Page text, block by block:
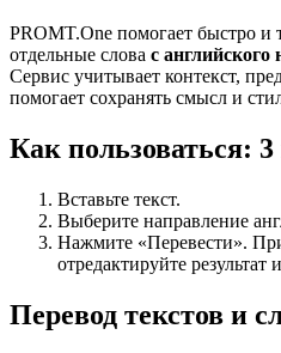
PROMT.One помогает быстро и
отдельные слова с английского
Сервис учитывает контекст,
помогает сохранять смысл и
Как пользоваться:
Вставьте текст.
Выберите направление
Нажмите «Перевести».
отредактируйте результат
Перевод текстов и